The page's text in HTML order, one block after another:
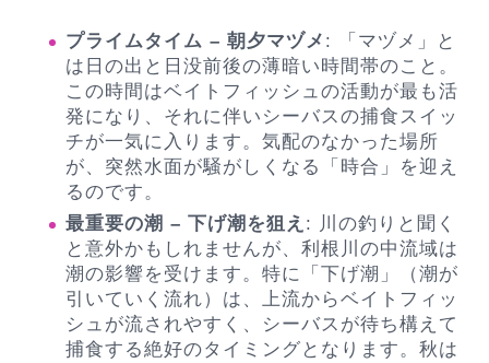
プライムタイム – 朝夕マヅメ : 「マヅメ」と
は日の出と日没前後の薄暗い時間帯のこと。
この時間はベイトフィッシュの活動が最も活
発になり、それに伴いシーバスの捕食スイッ
チが一気に入ります。気配のなかった場所
が、突然水面が騒がしくなる「時合」を迎え
るのです。
最重要の潮 – 下げ潮を狙え : 川の釣りと聞く
と意外かもしれませんが、利根川の中流域は
潮の影響を受けます。特に「下げ潮」（潮が
引いていく流れ）は、上流からベイトフィッ
シュが流されやすく、シーバスが待ち構えて
捕食する絶好のタイミングとなります。秋は